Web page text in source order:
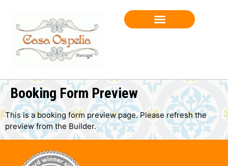
Booking Form Preview
This is a booking form preview page. Please refresh the
preview from the Builder.